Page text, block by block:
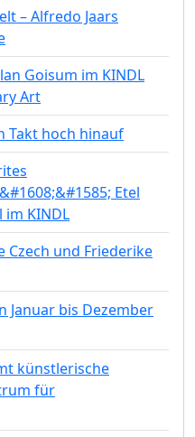
– Alfredo Jaars
Goisum im KINDL
Art
Takt hoch hinauf
Etel
im KINDL
Czech und Friederike
Januar bis Dezember
künstlerische
für